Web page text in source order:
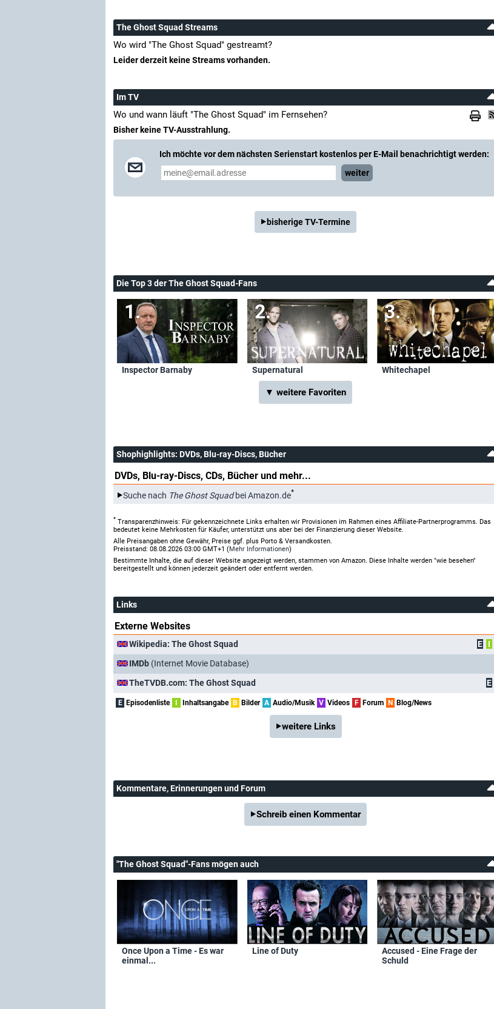
The Ghost Squad Streams
Wo wird "The Ghost Squad" gestreamt?
Leider derzeit keine Streams vorhanden.
Im TV
Wo und wann läuft "The Ghost Squad" im Fernsehen?
Bisher keine TV-Ausstrahlung.
Ich möchte vor dem nächsten Serienstart kostenlos per E-Mail benachrichtigt werden:
weiter
bisherige TV-Termine
Die Top 3 der The Ghost Squad-Fans
Inspector Barnaby Supernatural Whitechapel
▼ weitere Favoriten
Shophighlights: DVDs, Blu-ray-Discs, Bücher
DVDs, Blu-ray-Discs, CDs, Bücher und mehr...
Suche nach The Ghost Squadbei Amazon.de*
* Transparenzhinweis: Für gekennzeichnete Links erhalten wir Provisionen im Rahmen eines Affiliate-Partnerprogramms. Das
bedeutet keine Mehrkosten für Käufer, unterstützt uns aber bei der Finanzierung dieser Website.
Alle Preisangaben ohne Gewähr, Preise ggf. plus Porto & Versandkosten.
Preisstand: 08.08.2026 03:00 GMT+1 (Mehr Informationen)
Bestimmte Inhalte, die auf dieser Website angezeigt werden, stammen von Amazon. Diese Inhalte werden "wie besehen"
bereitgestellt und können jederzeit geändert oder entfernt werden.
Links
Externe Websites
Wikipedia: The Ghost Squad E I
IMDb (Internet Movie Database)
TheTVDB.com: The Ghost Squad
E
E Episodenliste I Inhaltsangabe B Bilder A Audio/Musik V Videos F Forum N Blog/News
weitere Links
Kommentare, Erinnerungen und Forum
Schreib einen Kommentar
"The Ghost Squad"-Fans mögen auch
Once Upon a Time - Es war
einmal...
Line of Duty
Accused - Eine Frage der
Schuld